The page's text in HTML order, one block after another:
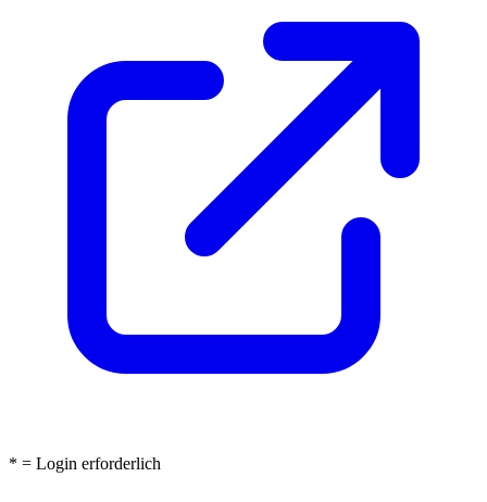
* = Login erforderlich